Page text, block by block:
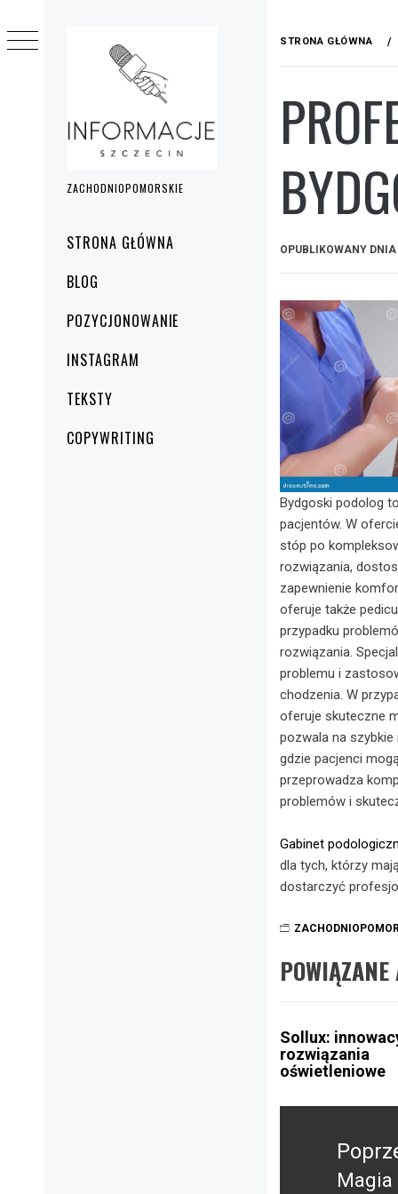
ZACHODNIOPOMORSKIE
główneSTRONA GŁÓWNA
BLOG
POZYCJONOWANIE
INSTAGRAM
TEKSTY
COPYWRITING
do
treści
STRONA GŁÓWNA
OPUBLIKOWANY DNIA
Bydgoski podolog
pacjentów. W
stóp po
rozwiązania,
zapewnienie
oferuje także
przypadku
rozwiązania.
problemu i
chodzenia. W
oferuje skuteczne
pozwala na
gdzie pacjenci
przeprowadza
problemów i
Gabinet
dla tych, którzy
dostarczyć
Sollux:
rozwiązania
oświetleniowe
Nawigacja